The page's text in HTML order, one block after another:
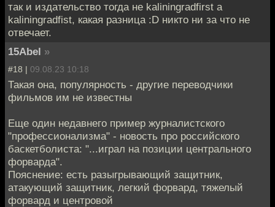
так и издательство тогда не kaliningradfirst а
kaliningradfist, какая разница :D никто ни за что не
отвечает.
15Abel »
#18 | 09.08.23 10:18
Такая она, популярность - другие переводчики
фильмов им не известны
Еще один недавнего пример журналистского
"профессионализма" - новость про российского
баскетболиста: "...играл на позиции центрального
форварда".
Пояснение: есть разыгрывающий защитник,
атакующий защитник, легкий форвард, тяжелый
форвард и центровой